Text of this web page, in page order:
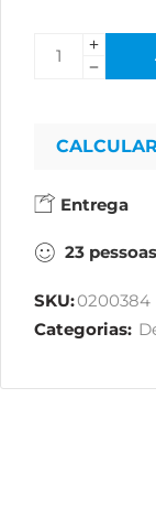
Entrega
23 pessoas
SKU:0200384
Categorias: